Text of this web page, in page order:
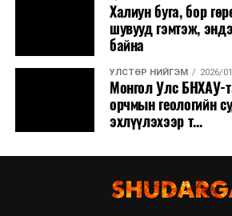
Халиун буга, бор
шувууд гэмтэж,
байна
УЛСТӨР НИЙГЭМ 2026/
Монгол Улс БНХАУ-
орчмын геологийн
эхлүүлэхээр т...